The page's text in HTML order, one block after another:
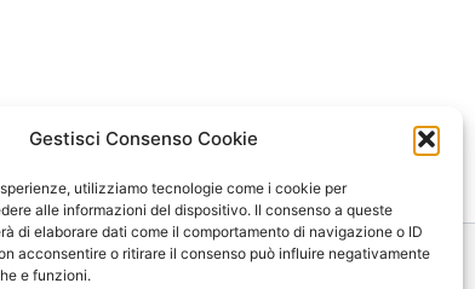
Gestisci Consenso Cookie
utilizziamo tecnologie come i cookie per
alle informazioni del dispositivo. Il consenso a queste
di elaborare dati come il comportamento di navigazione o ID
acconsentire o ritirare il consenso può influire negativamente
e funzioni.